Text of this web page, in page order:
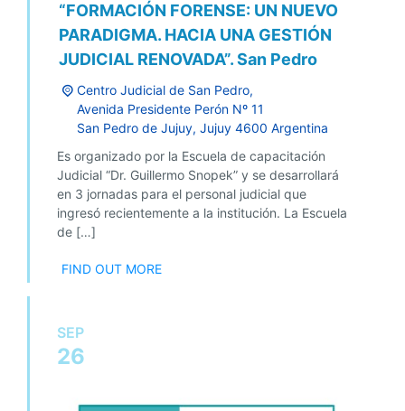
“FORMACIÓN FORENSE: UN NUEVO
PARADIGMA. HACIA UNA GESTIÓN
JUDICIAL RENOVADA”. San Pedro
Centro Judicial de San Pedro,
Avenida Presidente Perón Nº 11
San Pedro de Jujuy, Jujuy 4600 Argentina
Es organizado por la Escuela de capacitación
Judicial “Dr. Guillermo Snopek” y se desarrollará
en 3 jornadas para el personal judicial que
ingresó recientemente a la institución. La Escuela
de […]
FIND OUT MORE
SEP
26